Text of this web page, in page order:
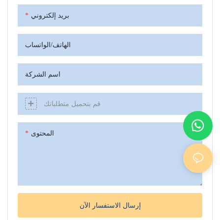
بريد إلكتروني
الهاتف/الواتساب
اسم الشركة
قم بتحميل متطلباتك
المحتوى
إرسال الاستفسار الآن